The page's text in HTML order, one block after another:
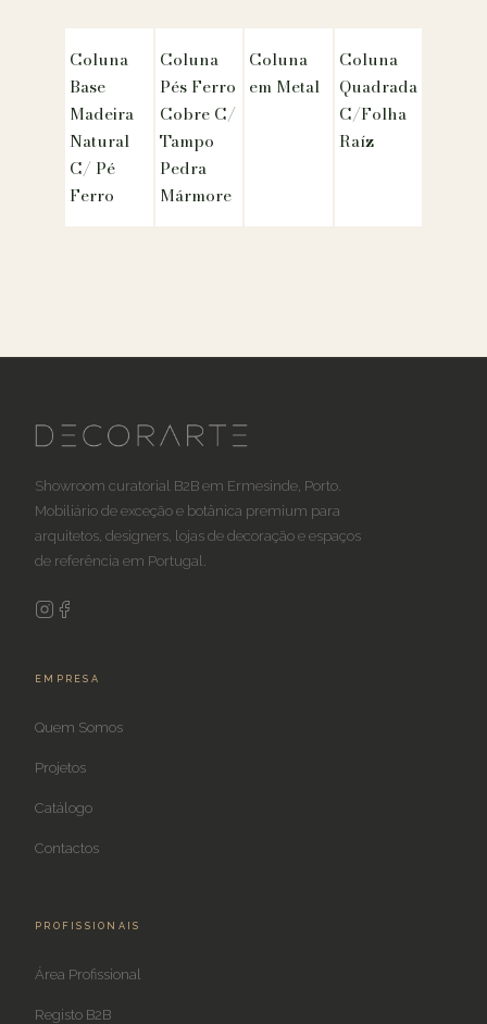
Coluna
Base
Madeira
Natural
C/ Pé
Ferro
Coluna
Pés Ferro
Cobre C/
Tampo
Pedra
Mármore
Coluna
em Metal
Coluna
Quadrada
C/Folha
Raíz
Showroom curatorial B2B em Ermesinde, Porto.
Mobiliário de exceção e botânica premium para
arquitetos, designers, lojas de decoração e espaços
de referência em Portugal.
EMPRESA
Quem Somos
Projetos
Catálogo
Contactos
PROFISSIONAIS
Área Profissional
Registo B2B